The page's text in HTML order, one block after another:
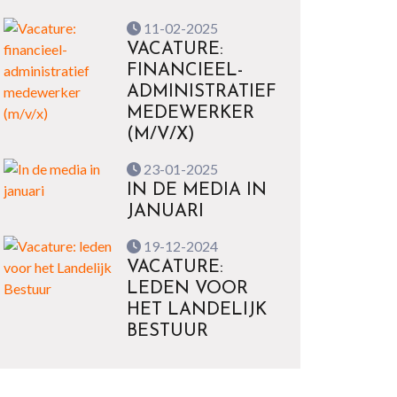
11-02-2025
VACATURE:
FINANCIEEL-
ADMINISTRATIEF
MEDEWERKER
(M/V/X)
23-01-2025
IN DE MEDIA IN
JANUARI
19-12-2024
VACATURE:
LEDEN VOOR
HET LANDELIJK
BESTUUR